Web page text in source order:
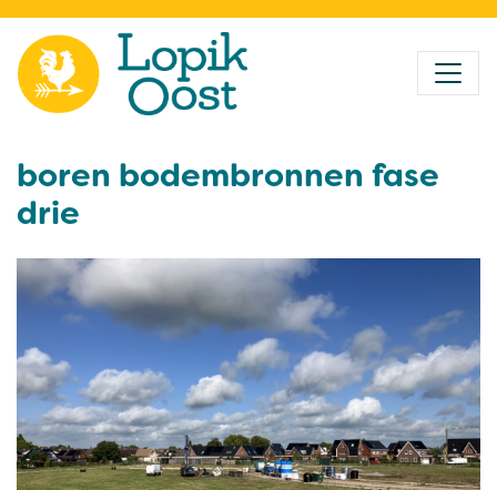
boren bodembronnen fase
drie